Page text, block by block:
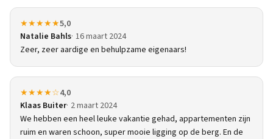
★★★★★5,0
Natalie Bahls 16 maart 2024
Zeer, zeer aardige en behulpzame eigenaars!
★★★★☆4,0
Klaas Buiter 2 maart 2024
We hebben een heel leuke vakantie gehad, appartementen zijn
ruim en waren schoon, super mooie ligging op de berg. En de